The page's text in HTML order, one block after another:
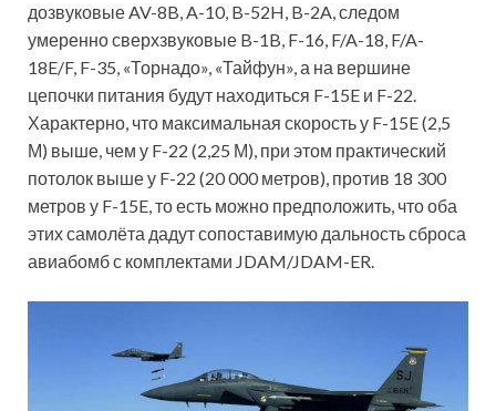
дозвуковые AV-8B, A-10, B-52H, B-2A, следом
умеренно сверхзвуковые B-1B, F-16, F/A-18, F/A-
18E/F, F-35, «Торнадо», «Тайфун», а на вершине
цепочки питания будут находиться F-15E и F-22.
Характерно, что максимальная скорость у F-15E (2,5
М) выше, чем у F-22 (2,25 М), при этом практический
потолок выше у F-22 (20 000 метров), против 18 300
метров у F-15E, то есть можно предположить, что оба
этих самолёта дадут сопоставимую дальность сброса
авиабомб с комплектами JDAM/JDAM-ER.